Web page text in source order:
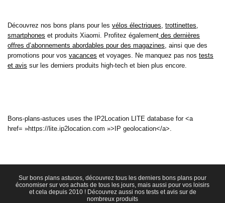
Découvrez nos bons plans pour les vélos électriques trottinettes
smartphones et produits Xiaomi. Profitez également des dernières
offres d’abonnements abordables pour des magazines , ainsi que des
promotions pour vos vacances et voyages. Ne manquez pas nos tests
et avis sur les derniers produits high-tech et bien plus encore.
Bons-plans-astuces uses the IP2Location LITE database for <a
href= »https://lite.ip2location.com »>IP geolocation</a>.
Sur bons plans astuces, découvrez tous les derniers bons plans pour
économiser sur vos achats de tous les jours, mais aussi pour vos loisirs
et cela depuis 2010 ! Découvrez aussi nos tests et avis sur de
nombreux produits